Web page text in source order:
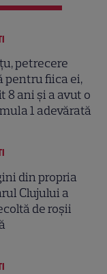
petrecere
pentru fiica ei,
8 ani și a avut o
1 adevărată
din propria
Clujului a
de roșii